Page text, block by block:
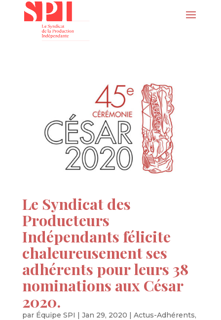
Le Syndicat des
Producteurs
Indépendants félicite
chaleureusement ses
adhérents pour leurs 38
nominations aux César
2020.
par Équipe SPI | Jan 29, 2020 | Actus-Adhérents,